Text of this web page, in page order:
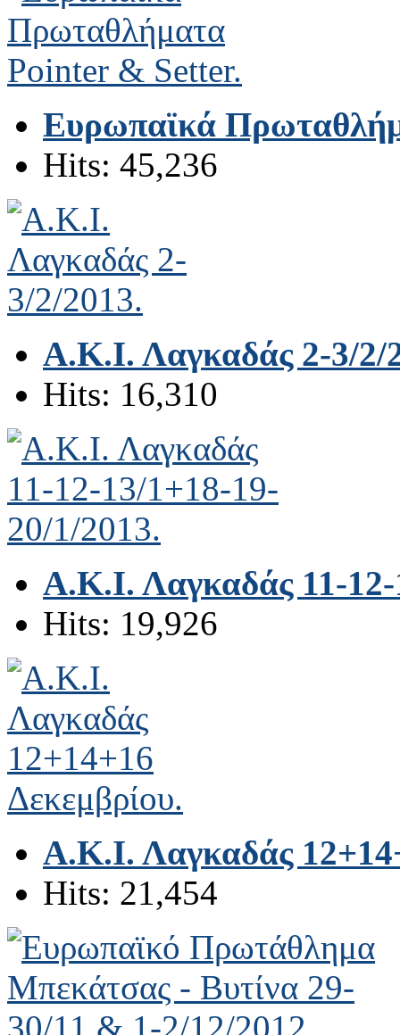
Ευρωπαϊκά
Hits: 45,236
Α.Κ.Ι. Λαγκαδάς 2-3/2/
Hits: 16,310
Α.Κ.Ι. Λαγκαδάς 11-
Hits: 19,926
Α.Κ.Ι. Λαγκαδάς
Hits: 21,454